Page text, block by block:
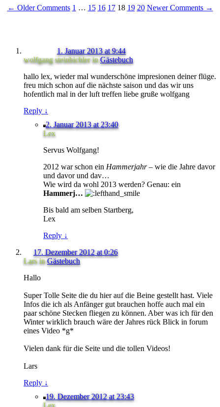
← Older Comments 1 … 15 16 17 18 19 20 Newer Comments →
1. Januar 2013 at 9:44
wolfgang steinbichlerinGästebuch
hallo lex, wieder mal wunderschöne impresionen deiner flüge.
freu mich schon auf die nächste saison und das wir uns
hofentlich mal in der luft treffen liebe gruße wolfgang
Reply ↓
2. Januar 2013 at 23:40
Lex
Servus Wolfgang!
2012 war schon ein Hammerjahr– wie die Jahre davor
und davor und dav…
Wie wird da wohl 2013 werden? Genau: ein
Hammerj…
Bis bald am selben Startberg,
Lex
Reply ↓
17. Dezember 2012 at 0:26
LarsinGästebuch
Hallo
Super Tolle Seite die du hier auf die Beine gestellt hast. Viele
Infos die ich als Anfänger gut brauchen hoffe auch mal ein
paar schöne Stecken fliegen zu können. Aber was ich für den
Winter wirklich brauch wäre der Jahres rück Blick in forum
eines Video *g*
Vielen dank für die Seite und die tollen Videos!
Lars
Reply ↓
19. Dezember 2012 at 23:43
Lex